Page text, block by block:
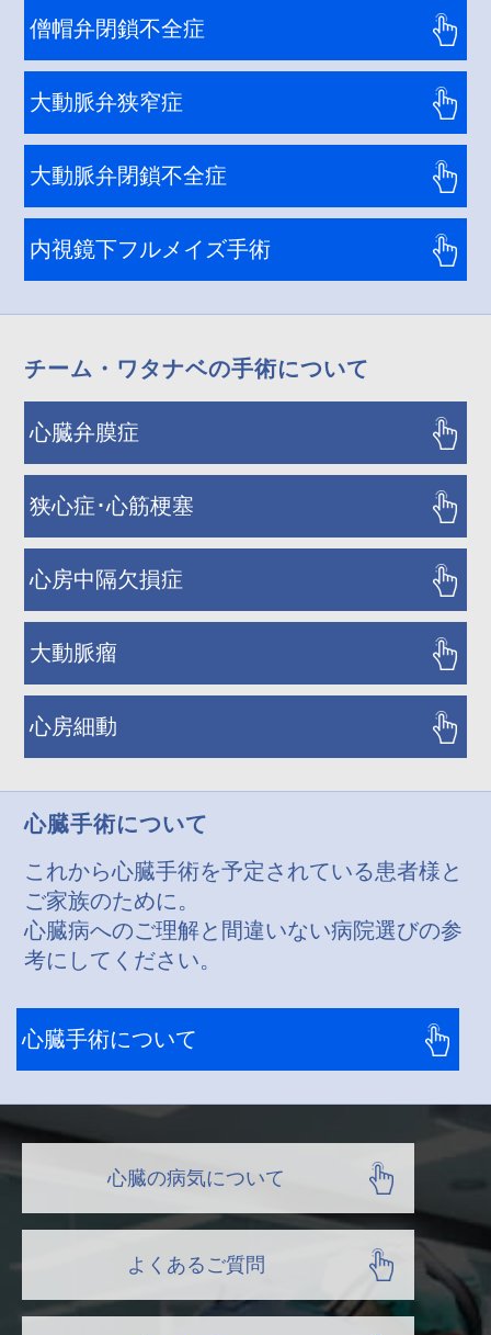
僧帽弁閉鎖不全症
大動脈弁狭窄症
大動脈弁閉鎖不全症
内視鏡下フルメイズ手術
チーム・ワタナベの手術について
心臓弁膜症
狭心症･心筋梗塞
心房中隔欠損症
大動脈瘤
心房細動
心臓手術について
これから心臓手術を予定されている患者様と
ご家族のために。
心臓病へのご理解と間違いない病院選びの参
考にしてください。
心臓手術について
心臓の病気について
よくあるご質問